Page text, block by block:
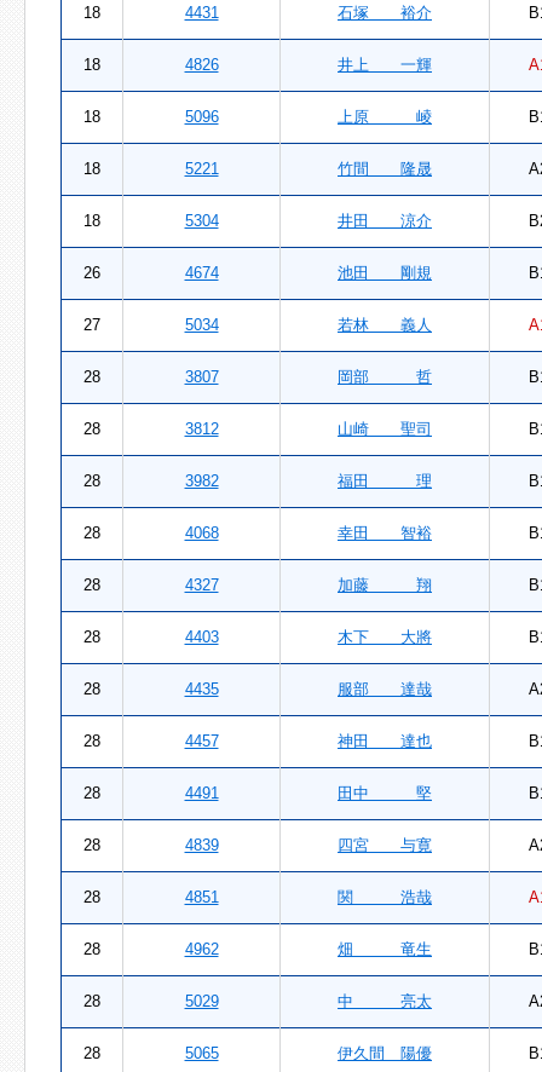
18 4431 石塚 裕介
18 4826 井上 一輝
18 5096 上原 崚
18 5221 竹間 隆晟
18 5304 井田 涼介
26 4674 池田 剛規
27 5034 若林 義人
28 3807 岡部 哲
28 3812 山崎 聖司
28 3982 福田 理
28 4068 幸田 智裕
28 4327 加藤 翔
28 4403 木下 大將
28 4435 服部 達哉
28 4457 神田 達也
28 4491 田中 堅
28 4839 四宮 与寛
28 4851 関 浩哉
28 4962 畑 竜生
28 5029 中 亮太
28 5065 伊久間 陽優